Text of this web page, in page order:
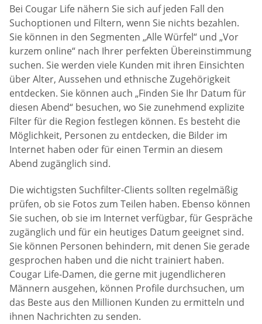
Bei Cougar Life nähern Sie sich auf jeden Fall den
Suchoptionen und Filtern, wenn Sie nichts bezahlen.
Sie können in den Segmenten „Alle Würfel“ und „Vor
kurzem online“ nach Ihrer perfekten Übereinstimmung
suchen. Sie werden viele Kunden mit ihren Einsichten
über Alter, Aussehen und ethnische Zugehörigkeit
entdecken. Sie können auch „Finden Sie Ihr Datum für
diesen Abend“ besuchen, wo Sie zunehmend explizite
Filter für die Region festlegen können. Es besteht die
Möglichkeit, Personen zu entdecken, die Bilder im
Internet haben oder für einen Termin an diesem
Abend zugänglich sind.
Die wichtigsten Suchfilter-Clients sollten regelmäßig
prüfen, ob sie Fotos zum Teilen haben. Ebenso können
Sie suchen, ob sie im Internet verfügbar, für Gespräche
zugänglich und für ein heutiges Datum geeignet sind.
Sie können Personen behindern, mit denen Sie gerade
gesprochen haben und die nicht trainiert haben.
Cougar Life-Damen, die gerne mit jugendlicheren
Männern ausgehen, können Profile durchsuchen, um
das Beste aus den Millionen Kunden zu ermitteln und
ihnen Nachrichten zu senden.